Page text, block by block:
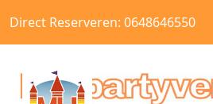
Direct Reserveren: 0648646550